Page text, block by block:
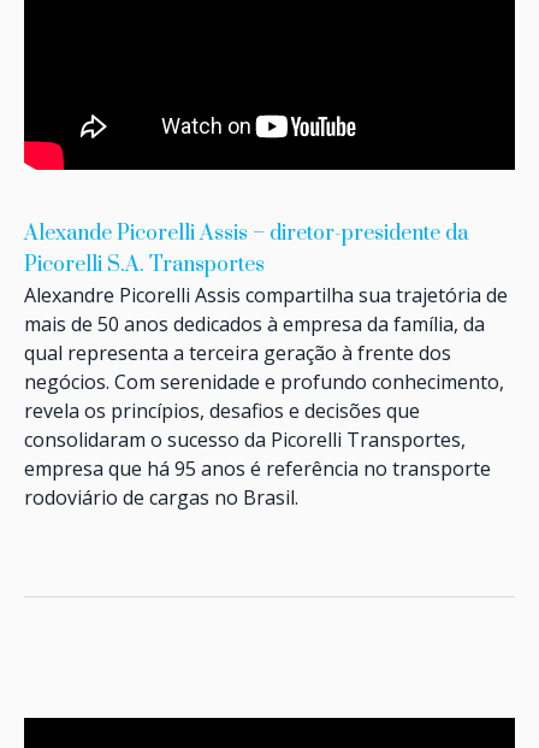
Alexande Picorelli Assis – diretor-presidente da
Picorelli S.A. Transportes
Alexandre Picorelli Assis compartilha sua trajetória de
mais de 50 anos dedicados à empresa da família, da
qual representa a terceira geração à frente dos
negócios. Com serenidade e profundo conhecimento,
revela os princípios, desafios e decisões que
consolidaram o sucesso da Picorelli Transportes,
empresa que há 95 anos é referência no transporte
rodoviário de cargas no Brasil.